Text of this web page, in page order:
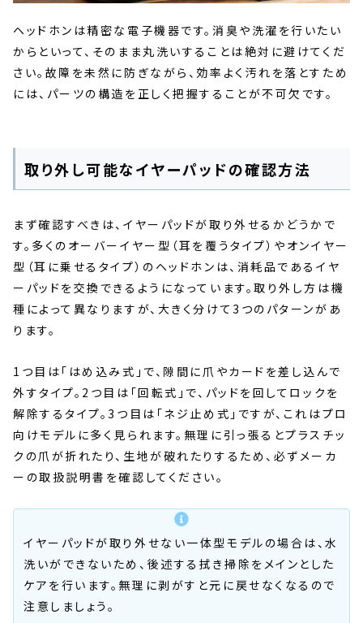
ヘッドホンは精密な電子機器です。消臭や洗濯を行いたい
からといって、そのまま丸洗いすることは絶対に避けてくだ
さい。故障を未然に防ぎながら、効率よく汚れを落とすため
には、パーツの構造を正しく把握することが不可欠です。
取り外し可能なイヤーパッドの確認方法
まず確認すべきは、イヤーパッドが取り外せるかどうかで
す。多くのオーバーイヤー型（耳を覆うタイプ）やオンイヤー
型（耳に乗せるタイプ）のヘッドホンは、消耗品であるイヤ
ーパッドを交換できるようになっています。取り外し方は機
種によって異なりますが、大きく分けて3つのパターンがあ
ります。
1つ目は「はめ込み式」で、隙間に爪やカードを差し込んで
外すタイプ。2つ目は「回転式」で、パッドを回してロックを
解除するタイプ。3つ目は「ネジ止め式」ですが、これはプロ
向けモデルに多く見られます。無理に引っ張るとプラスチッ
クの爪が折れたり、生地が破れたりするため、必ずメーカ
ーの取扱説明書を確認してください。
イヤーパッドが取り外せない一体型モデルの場合は、水
洗いができないため、後述する拭き掃除をメインとした
ケアを行います。無理に剥がすと元に戻せなくなるので
注意しましょう。